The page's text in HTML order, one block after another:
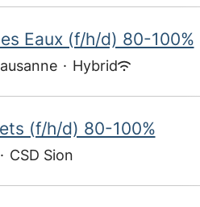
Eaux (f/h/d) 80-100%
· Hybrid
(f/h/d) 80-100%
· CSD Sion